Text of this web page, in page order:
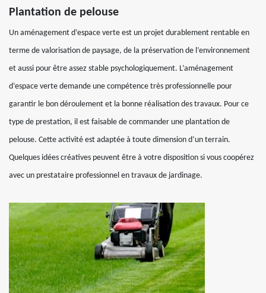
Plantation de pelouse
Un aménagement d’espace verte est un projet durablement rentable en
terme de valorisation de paysage, de la préservation de l’environnement
et aussi pour être assez stable psychologiquement. L’aménagement
d’espace verte demande une compétence très professionnelle pour
garantir le bon déroulement et la bonne réalisation des travaux. Pour ce
type de prestation, il est faisable de commander une plantation de
pelouse. Cette activité est adaptée à toute dimension d’un terrain.
Quelques idées créatives peuvent être à votre disposition si vous coopérez
avec un prestataire professionnel en travaux de jardinage.